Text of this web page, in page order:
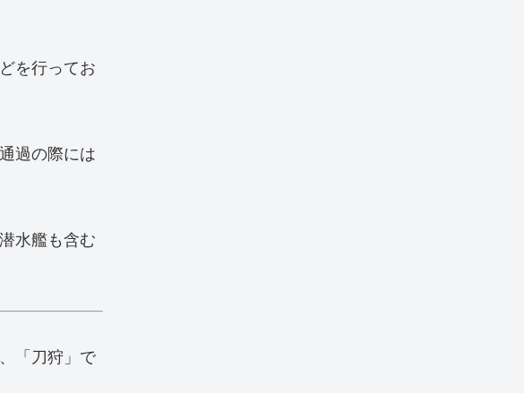
を行ってお
過の際には
水艦も含む
「刀狩」で